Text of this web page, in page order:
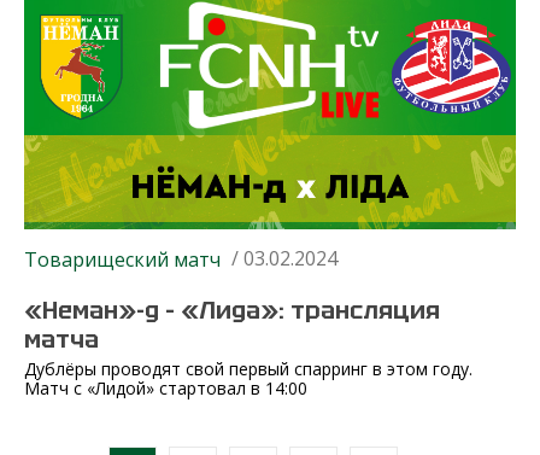
Товарищеский матч / 03.02.2024
«Неман»-д – «Лида»: трансляция
матча
Дублёры проводят свой первый спарринг в этом году.
Матч с «Лидой» стартовал в 14:00